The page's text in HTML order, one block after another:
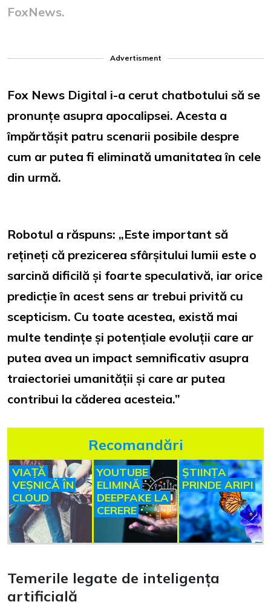
FoxNews.
Advertisment
Fox News Digital i-a cerut chatbotului să se
pronunțe asupra apocalipsei. Acesta a
împărtășit patru scenarii posibile despre
cum ar putea fi eliminată umanitatea în cele
din urmă.
Robotul a răspuns: „Este important să
rețineți că prezicerea sfârșitului lumii este o
sarcină dificilă și foarte speculativă, iar orice
predicție în acest sens ar trebui privită cu
scepticism. Cu toate acestea, există mai
multe tendințe și potențiale evoluții care ar
putea avea un impact semnificativ asupra
traiectoriei umanității și care ar putea
contribui la căderea acesteia.”
Recomandări
VIAȚĂ
VEȘNICĂ ÎN
CLOUD
YOUTUBE
ELIMINĂ
DEEPFAKE LA
CERERE
ȘTIINȚA
PRINDE ARIPI
Temerile legate de inteligența
artificială